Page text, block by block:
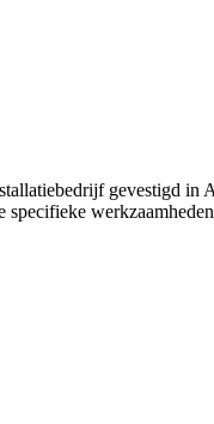
gevestigd
specifieke